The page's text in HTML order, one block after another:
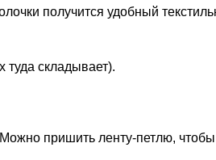
получится удобный
туда складывает).
пришить ленту-петлю,